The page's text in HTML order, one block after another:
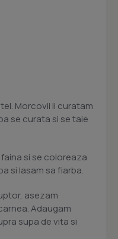
Morcovii ii curatam
se curata si se taie
si se coloreaza
si lasam sa fiarba.
asezam
Adaugam
supa de vita si